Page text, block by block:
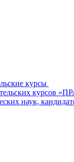
курсы
наук,